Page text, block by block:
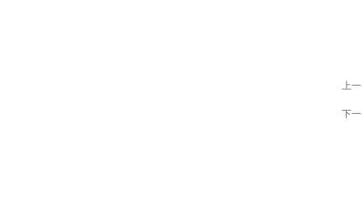
上
下